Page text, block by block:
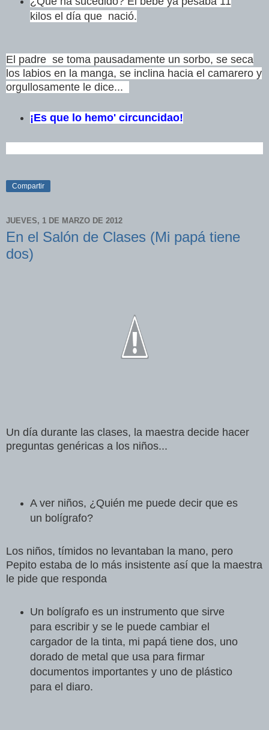
kilos el día que nació.
El padre se toma pausadamente un sorbo, se seca
los labios en la manga, se inclina hacia el camarero y
orgullosamente le dice...
¡Es que lo hemo' circuncidao!
Compartir
JUEVES, 1 DE MARZO DE 2012
En el Salón de Clases (Mi papá tiene
dos)
Un día durante las clases, la maestra decide hacer
preguntas genéricas a los niños...
A ver niños, ¿Quién me puede decir que es
un bolígrafo?
Los niños, tímidos no levantaban la mano, pero
Pepito estaba de lo más insistente así que la maestra
le pide que responda
Un bolígrafo es un instrumento que sirve
para escribir y se le puede cambiar el
cargador de la tinta, mi papá tiene dos, uno
dorado de metal que usa para firmar
documentos importantes y uno de plástico
para el diaro.